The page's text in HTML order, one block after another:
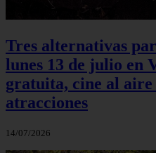
Tres alternativas
lunes 13 de julio en
gratuita, cine al
atracciones
14/07/2026